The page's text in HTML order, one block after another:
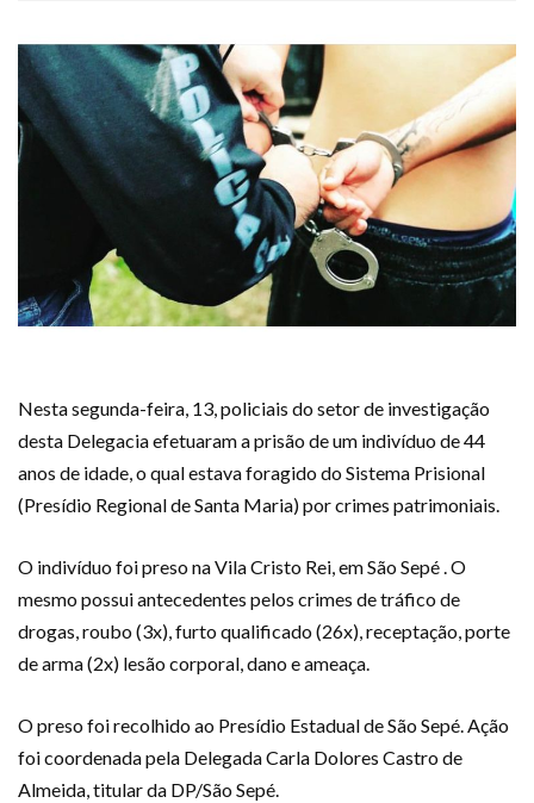
Nesta segunda-feira, 13, policiais do setor de investigação
desta Delegacia efetuaram a prisão de um indivíduo de 44
anos de idade, o qual estava foragido do Sistema Prisional
(Presídio Regional de Santa Maria) por crimes patrimoniais.
O indivíduo foi preso na Vila Cristo Rei, em São Sepé . O
mesmo possui antecedentes pelos crimes de tráfico de
drogas, roubo (3x), furto qualificado (26x), receptação, porte
de arma (2x) lesão corporal, dano e ameaça.
O preso foi recolhido ao Presídio Estadual de São Sepé. Ação
foi coordenada pela Delegada Carla Dolores Castro de
Almeida, titular da DP/São Sepé.